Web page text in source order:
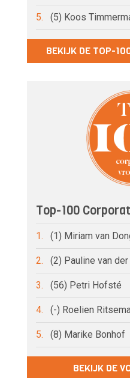
5. (5) Koos
BEKIJK DE TOP-
Top-100
1. (1) Miriam van
2. (2) Pauline van
3. (56) Petri Hofsté
4. (-) Roelien
5. (8) Marike Bonhof
BEKIJK DE